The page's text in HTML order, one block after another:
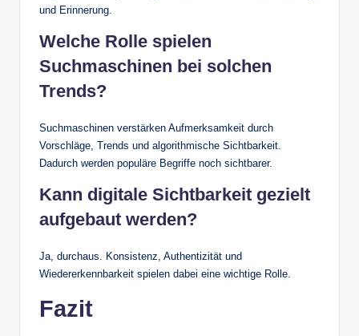
und Erinnerung.
Welche Rolle spielen
Suchmaschinen bei solchen
Trends?
Suchmaschinen verstärken Aufmerksamkeit durch
Vorschläge, Trends und algorithmische Sichtbarkeit.
Dadurch werden populäre Begriffe noch sichtbarer.
Kann digitale Sichtbarkeit gezielt
aufgebaut werden?
Ja, durchaus. Konsistenz, Authentizität und
Wiedererkennbarkeit spielen dabei eine wichtige Rolle.
Fazit